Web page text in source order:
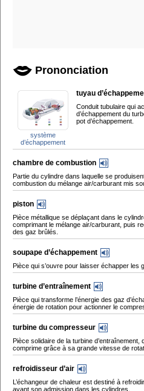
Prononciation
système
d’échappement
tuyau
Conduit tubulaire qui
d’échappement du
pot d’échappement.
chambre de combustion
Partie du cylindre dans laquelle se
combustion du mélange air/carburant mis
piston
Pièce métallique se déplaçant dans le
comprimant le mélange air/carburant, puis
des gaz brûlés.
soupape d’échappement
Pièce qui s’ouvre pour laisser échapper les
turbine d’entraînement
Pièce qui transforme l’énergie des gaz
énergie de rotation pour actionner le
turbine du compresseur
Pièce solidaire de la turbine d’entraînement,
comprime grâce à sa grande vitesse de
refroidisseur d’air
L’échangeur de chaleur est destiné à
avant son admission dans les cylindres.